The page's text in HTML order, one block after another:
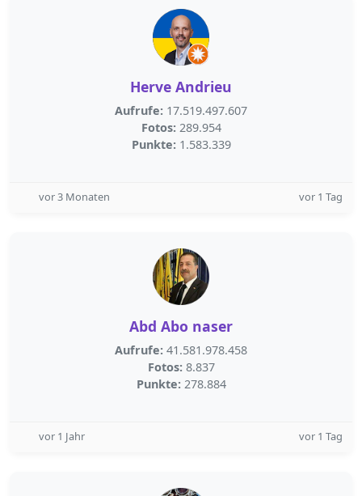
Herve Andrieu
Aufrufe: 17.519.497.607
Fotos: 289.954
Punkte: 1.583.339
vor 3 Monaten vor 1 Tag
Abd Abo naser
Aufrufe: 41.581.978.458
Fotos: 8.837
Punkte: 278.884
vor 1 Jahr vor 1 Tag